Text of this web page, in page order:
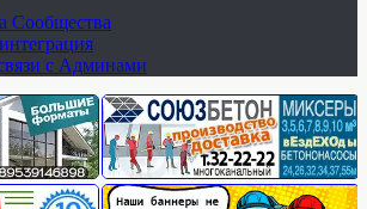
Сообщества
с Админами